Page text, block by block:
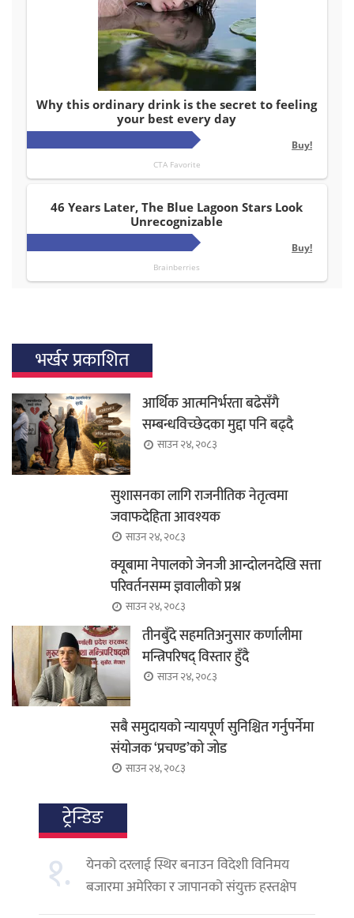
भर्खर प्रकाशित
आर्थिक आत्मनिर्भरता बढेसँगै
सम्बन्धविच्छेदका मुद्दा पनि बढ्दै
साउन २४, २०८३
सुशासनका लागि राजनीतिक नेतृत्वमा
जवाफदेहिता आवश्यक
साउन २४, २०८३
क्यूबामा नेपालको जेनजी आन्दोलनदेखि सत्ता
परिवर्तनसम्म ज्ञवालीको प्रश्न
साउन २४, २०८३
तीनबुँदे सहमतिअनुसार कर्णालीमा
मन्त्रिपरिषद् विस्तार हुँदै
साउन २४, २०८३
सबै समुदायको न्यायपूर्ण सुनिश्चित गर्नुपर्नेमा
संयोजक ‘प्रचण्ड’को जोड
साउन २४, २०८३
ट्रेन्डिङ
१.
येनको दरलाई स्थिर बनाउन विदेशी विनिमय
बजारमा अमेरिका र जापानको संयुक्त हस्तक्षेप